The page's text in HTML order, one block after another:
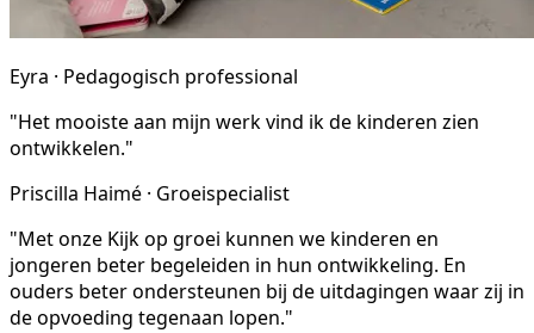
Eyra · Pedagogisch professional
"Het mooiste aan mijn werk vind ik de kinderen zien
ontwikkelen."
Priscilla Haimé · Groeispecialist
"Met onze Kijk op groei kunnen we kinderen en
jongeren beter begeleiden in hun ontwikkeling. En
ouders beter ondersteunen bij de uitdagingen waar zij in
de opvoeding tegenaan lopen."